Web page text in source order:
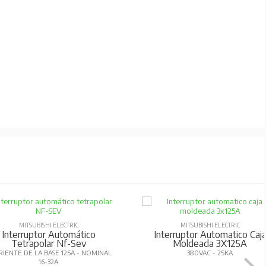
anteriores.
adicional.
energética y visualización en tiempo
RoHS.
MITSUBISHI ELECTRIC
Interruptor Automático
Tetrapolar Nf-Sev
DE LA BASE 125A - NOMINAL
16-32A
MITSUBISHI ELECTRIC
Interruptor Automatico Caja
Moldeada 3X125A
380VAC - 25KA